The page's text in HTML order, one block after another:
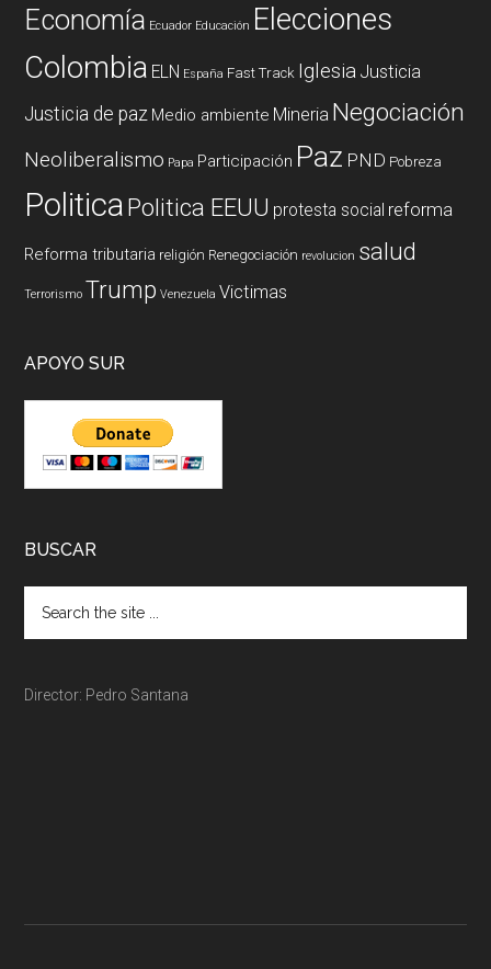
Economía Ecuador Educación Elecciones
Colombia ELN España Fast Track Iglesia Justicia
Justicia de paz Medio ambiente Mineria Negociación
Neoliberalismo Papa Participación Paz PND Pobreza
PoliticaPolitica EEUU protesta social reforma
Reforma tributaria religión Renegociación revolucion salud
Terrorismo Trump Venezuela Victimas
APOYO SUR
BUSCAR
Director: Pedro Santana